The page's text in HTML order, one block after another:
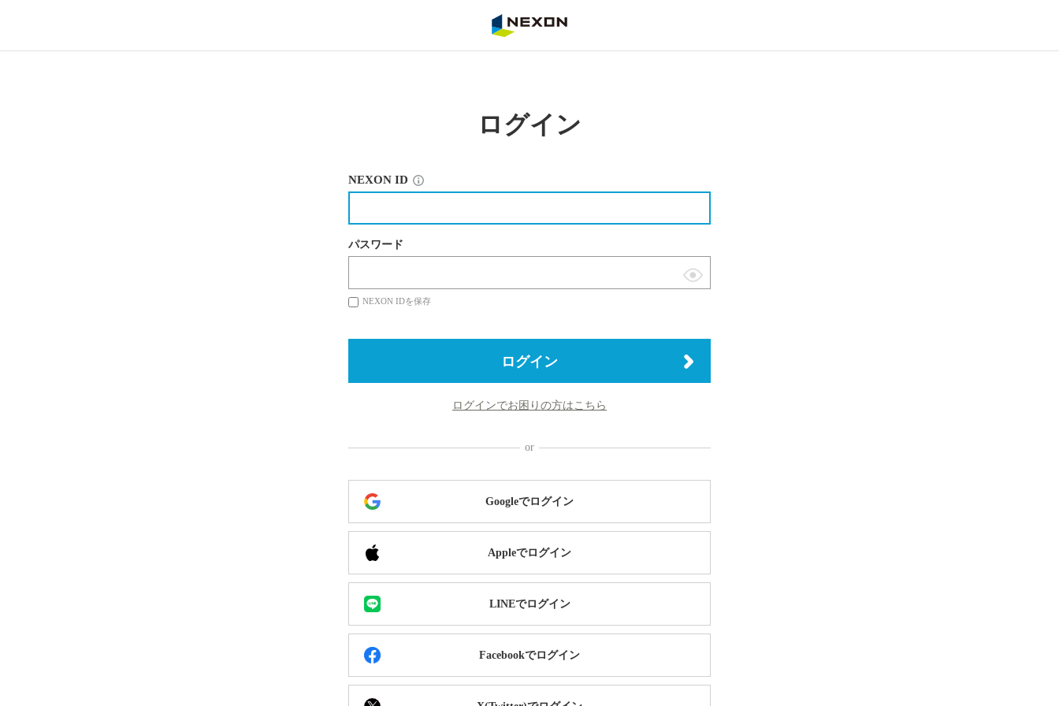
ログイン
NEXON ID
パスワード
表
替
NEXON IDを保存
ログイン
ログインでお困りの方はこちら
Googleでログイン
Appleでログイン
LINEでログイン
Facebookでログイン